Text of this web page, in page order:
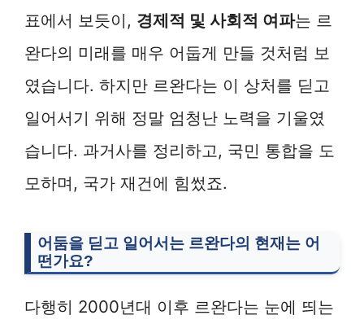
표에서 보듯이, 경제적 및 사회적 여파는 르
완다의 미래를 매우 어둡게 만들 것처럼 보
였습니다. 하지만 르완다는 이 상처를 딛고
일어서기 위해 정말 엄청난 노력을 기울였
습니다. 과거사를 정리하고, 국민 통합을 도
모하며, 국가 재건에 힘썼죠.
어둠을 딛고 일어서는 르완다의 현재는 어
떤가요?
다행히 2000년대 이후 르완다는 눈에 띄는